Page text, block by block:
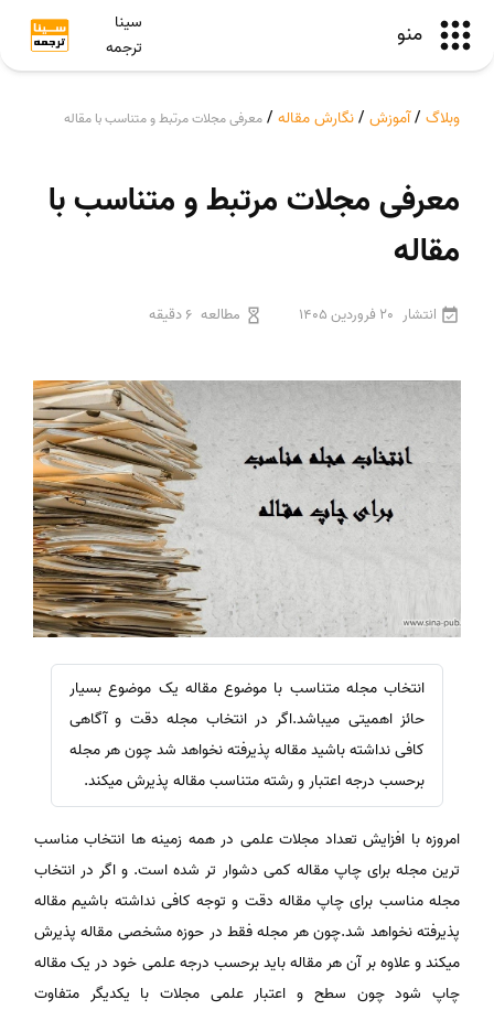
منو
سینا
ترجمه
وبلاگ /آموزش /نگارش مقاله / معرفی مجلات مرتبط و متناسب با مقاله
معرفی مجلات مرتبط و متناسب با
مقاله
انتشار 20 فروردین 1405 مطالعه 6 دقیقه
انتخاب مجله متناسب با موضوع مقاله یک موضوع بسیار
حائز اهمیتی میباشد.اگر در انتخاب مجله دقت و آگاهی
کافی نداشته باشید مقاله پذیرفته نخواهد شد چون هر مجله
برحسب درجه اعتبار و رشته متناسب مقاله پذیرش میکند.
امروزه با افزایش تعداد مجلات علمی در همه زمینه ها انتخاب مناسب
ترین مجله برای چاپ مقاله کمی دشوار تر شده است. و اگر در انتخاب
مجله مناسب برای چاپ مقاله دقت و توجه کافی نداشته باشیم مقاله
پذیرفته نخواهد شد.چون هر مجله فقط در حوزه مشخصی مقاله پذیرش
میکند و علاوه بر آن هر مقاله باید برحسب درجه علمی خود در یک مقاله
چاپ شود چون سطح و اعتبار علمی مجلات با یکدیگر متفاوت